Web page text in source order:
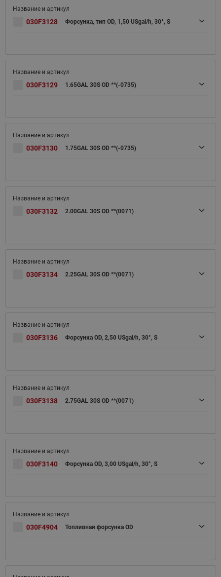
030F3128 Форсунка, тип OD, 1,50 USgal/h, 30°, S
030F3129 1.65GAL 30S OD **(-0735)
030F3130 1.75GAL 30S OD **(-0735)
030F3132 2.00GAL 30S OD **(0071)
030F3134 2.25GAL 30S OD **(0071)
030F3136 Форсунка OD, 2,50 USgal/h, 30°, S
030F3138 2.75GAL 30S OD **(0071)
030F3140 Форсунка OD, 3,00 USgal/h, 30°, S
030F4904 Топливная форсунка OD